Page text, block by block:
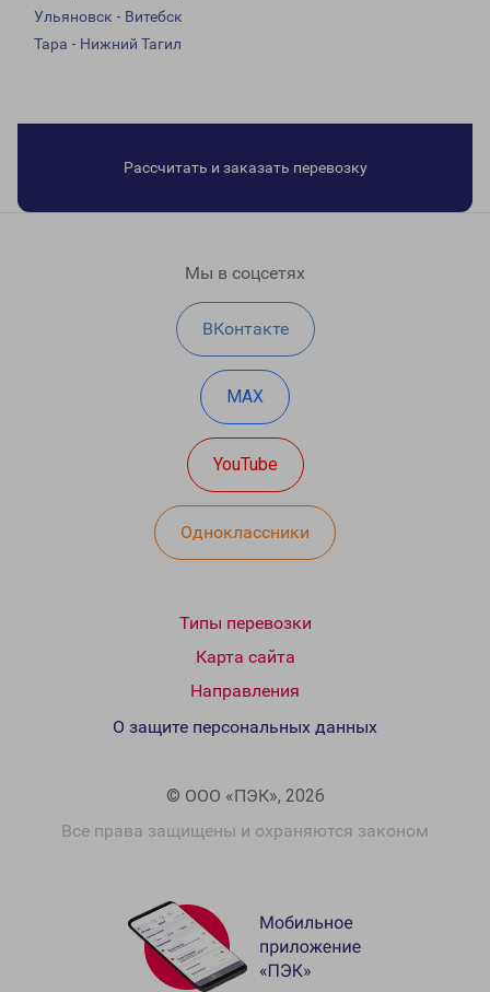
Ульяновск - Витебск
Тара - Нижний Тагил
Рассчитать и заказать перевозку
Мы в соцсетях
ВКонтакте
MAX
YouTube
Одноклассники
Типы перевозки
Карта сайта
Направления
© ООО «ПЭК», 2026
Все права защищены и охраняются законом
О защите персональных данных